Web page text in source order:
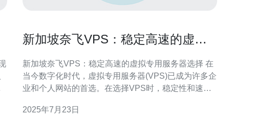
新加坡奈飞VPS：稳定高速的虚拟
新加坡奈飞VPS：稳定高速的虚拟专用服务器选择 在
当今数字化时代，虚拟专用服务器(VPS)已成为许多企
业和个人网站的首选。在选择VPS时，稳定性和速度
速著称，是您的理想选择。 新加坡奈飞VPS具有以下
2025年7月23日